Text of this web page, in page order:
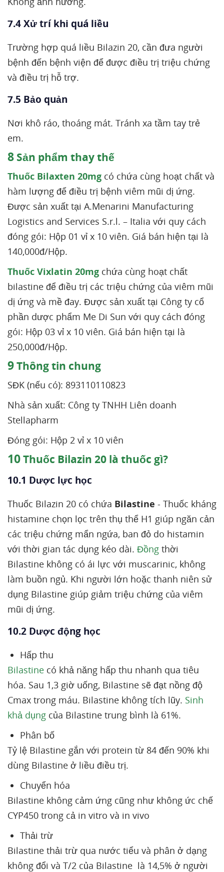
7.4 Xử trí khi quá liều
Trường hợp quá liều Bilazin 20, cần đưa người
bệnh đến bệnh viện để được điều trị triệu chứng
và điều trị hỗ trợ.
7.5 Bảo quản
Nơi khô ráo, thoáng mát. Tránh xa tầm tay trẻ
em.
8 Sản phẩm thay thế
Thuốc Bilaxten 20mg có chứa cùng hoạt chất và
hàm lượng để điều trị bệnh viêm mũi dị ứng.
Được sản xuất tại A.Menarini Manufacturing
Logistics and Services S.r.l. – Italia với quy cách
đóng gói: Hộp 01 vỉ x 10 viên. Giá bán hiện tại là
140,000đ/Hộp.
Thuốc Vixlatin 20mg chứa cùng hoạt chất
bilastine để điều trị các triệu chứng của viêm mũi
dị ứng và mề đay. Được sản xuất tại Công ty cổ
phần dược phẩm Me Di Sun với quy cách đóng
gói: Hộp 03 vỉ x 10 viên. Giá bán hiện tại là
250,000đ/Hộp.
9Thông tin chung
SĐK (nếu có): 893110110823
Nhà sản xuất: Công ty TNHH Liên doanh
Stellapharm
Đóng gói: Hộp 2 vỉ x 10 viên
10Thuốc Bilazin 20 là thuốc gì?
10.1 Dược lực học
Thuốc Bilazin 20 có chứa Bilastine - Thuốc kháng
histamine chọn lọc trên thụ thể H1 giúp ngăn cản
các triệu chứng mẩn ngứa, ban đỏ do histamin
với thời gian tác dụng kéo dài. Đồng thời
Bilastine không có ái lực với muscarinic, không
làm buồn ngủ. Khi người lớn hoặc thanh niên sử
dụng Bilastine giúp giảm triệu chứng của viêm
mũi dị ứng.
10.2 Dược động học
Hấp thu
Bilastine có khả năng hấp thu nhanh qua tiêu
hóa. Sau 1,3 giờ uống, Bilastine sẽ đạt nồng độ
Cmax trong máu. Bilastine không tích lũy. Sinh
khả dụng của Bilastine trung bình là 61%.
Phân bố
Tỷ lệ Bilastine gắn với protein từ 84 đến 90% khi
dùng Bilastine ở liều điều trị.
Chuyển hóa
Bilastine không cảm ứng cũng như không ức chế
CYP450 trong cả in vitro và in vivo
Thải trừ
Bilastine thải trừ qua nước tiểu và phân ở dạng
không đổi và T/2 của Bilastine là 14,5% ở người